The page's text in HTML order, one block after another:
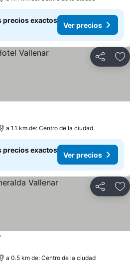
precios exactos
Ver precios
Compartir
a 1.1 km de: Centro de la ciudad
precios exactos
Ver precios
Compartir
a 0.5 km de: Centro de la ciudad